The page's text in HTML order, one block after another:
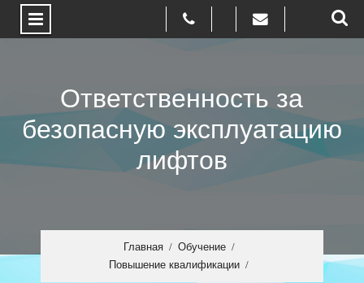
Ответственность за
безопасную эксплуатацию
лифтов
Главная
Обучение
Повышение квалификации